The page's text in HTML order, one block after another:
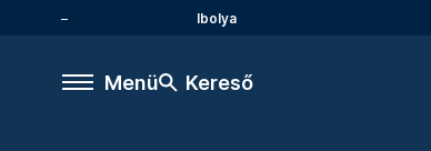
Ibolya
Menü Kereső